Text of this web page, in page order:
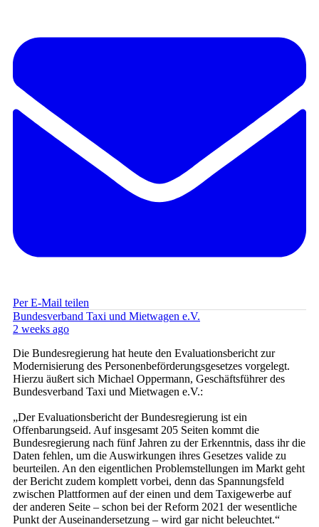
Per E-Mail teilen
Bundesverband Taxi und Mietwagen e.V.
2 weeks ago
Die Bundesregierung hat heute den Evaluationsbericht zur
Modernisierung des Personenbeförderungsgesetzes vorgelegt.
Hierzu äußert sich Michael Oppermann, Geschäftsführer des
Bundesverband Taxi und Mietwagen e.V.:
„Der Evaluationsbericht der Bundesregierung ist ein
Offenbarungseid. Auf insgesamt 205 Seiten kommt die
Bundesregierung nach fünf Jahren zu der Erkenntnis, dass ihr die
Daten fehlen, um die Auswirkungen ihres Gesetzes valide zu
beurteilen. An den eigentlichen Problemstellungen im Markt geht
der Bericht zudem komplett vorbei, denn das Spannungsfeld
zwischen Plattformen auf der einen und dem Taxigewerbe auf
der anderen Seite – schon bei der Reform 2021 der wesentliche
Punkt der Auseinandersetzung – wird gar nicht beleuchtet.“